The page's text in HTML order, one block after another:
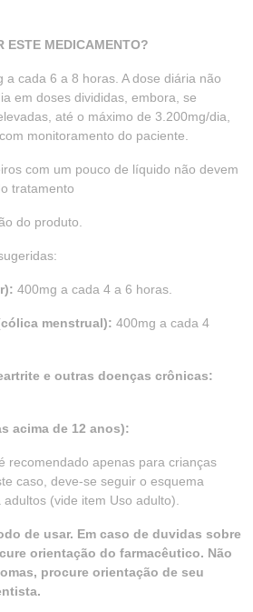
ESTE MEDICAMENTO?
a cada 6 a 8 horas. A dose diária não
em doses divididas, embora, se
até o máximo de 3.200mg/dia,
monitoramento do paciente.
com um pouco de líquido não devem
tratamento
do produto.
400mg a cada 4 a 6 horas.
menstrual): 400mg a cada 4
e outras doenças crônicas:
acima de 12 anos):
recomendado apenas para crianças
caso, deve-se seguir o esquema
(vide item Uso adulto).
de usar. Em caso de duvidas sobre
orientação do farmacêutico. Não
procure orientação de seu